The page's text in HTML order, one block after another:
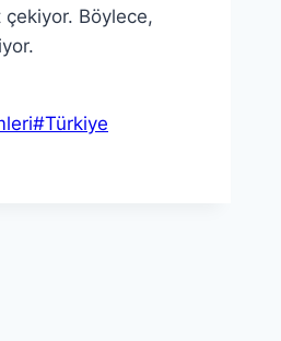
çekiyor. Böylece,
#Türkiye